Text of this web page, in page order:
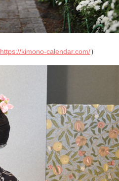
https://kimono-calendar.com/）